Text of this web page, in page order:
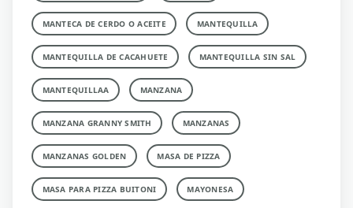
MANTECA DE CERDO O ACEITE MANTEQUILLA
MANTEQUILLA DE CACAHUETE MANTEQUILLA SIN SAL
MANTEQUILLAA MANZANA
MANZANA GRANNY SMITH MANZANAS
MANZANAS GOLDEN MASA DE PIZZA
MASA PARA PIZZA BUITONI MAYONESA